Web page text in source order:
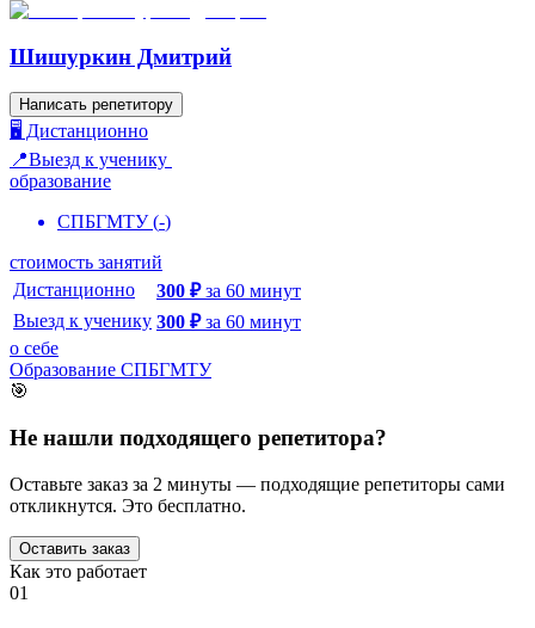
Шишуркин Дмитрий
Написать репетитору
🖥️ Дистанционно
📍Выезд к ученику
образование
СПБГМТУ(-)
стоимость занятий
Дистанционно
300 ₽ за 60 минут
Выезд к ученику 300 ₽ за 60 минут
о себе
Образование СПБГМТУ
🎯
Не нашли подходящего репетитора?
Оставьте заказ за 2 минуты — подходящие репетиторы сами
откликнутся. Это бесплатно.
Оставить заказ
Как это работает
01